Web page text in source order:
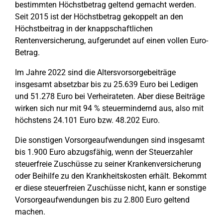
bestimmten Höchstbetrag geltend gemacht werden.
Seit 2015 ist der Höchstbetrag gekoppelt an den
Höchstbeitrag in der knappschaftlichen
Rentenversicherung, aufgerundet auf einen vollen Euro-
Betrag.
Im Jahre 2022 sind die Altersvorsorgebeiträge
insgesamt absetzbar bis zu 25.639 Euro bei Ledigen
und 51.278 Euro bei Verheirateten. Aber diese Beiträge
wirken sich nur mit 94 % steuermindernd aus, also mit
höchstens 24.101 Euro bzw. 48.202 Euro.
Die sonstigen Vorsorgeaufwendungen sind insgesamt
bis 1.900 Euro abzugsfähig, wenn der Steuerzahler
steuerfreie Zuschüsse zu seiner Krankenversicherung
oder Beihilfe zu den Krankheitskosten erhält. Bekommt
er diese steuerfreien Zuschüsse nicht, kann er sonstige
Vorsorgeaufwendungen bis zu 2.800 Euro geltend
machen.